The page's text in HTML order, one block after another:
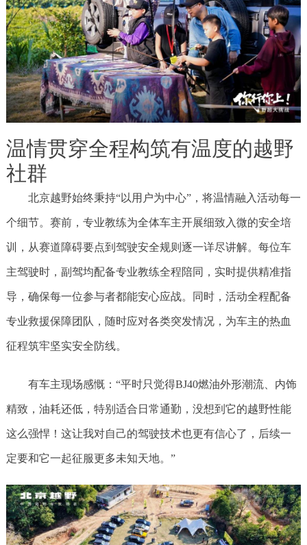
温情贯穿全程构筑有温度的越野
社群
北京越野始终秉持“以用户为中心”，将温情融入活动每一
个细节。赛前，专业教练为全体车主开展细致入微的安全培
训，从赛道障碍要点到驾驶安全规则逐一详尽讲解。每位车
主驾驶时，副驾均配备专业教练全程陪同，实时提供精准指
导，确保每一位参与者都能安心应战。同时，活动全程配备
专业救援保障团队，随时应对各类突发情况，为车主的热血
征程筑牢坚实安全防线。
有车主现场感慨：“平时只觉得BJ40燃油外形潮流、内饰
精致，油耗还低，特别适合日常通勤，没想到它的越野性能
这么强悍！这让我对自己的驾驶技术也更有信心了，后续一
定要和它一起征服更多未知天地。”